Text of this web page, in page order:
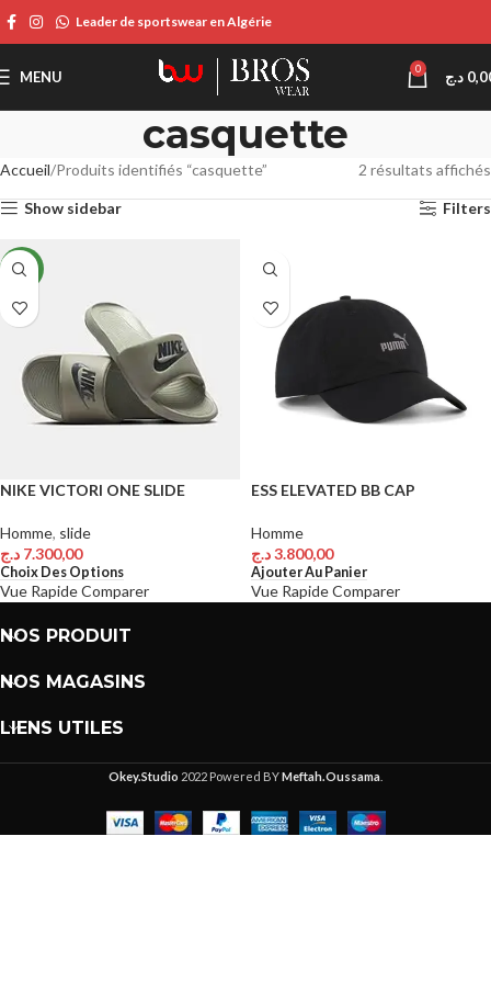
Leader de sportswear en Algérie
MENU 0 د.ج
casquette
Accueil Produits identifiés “casquette” 2 résultats affichés
Show sidebar Filters
NEW
NIKE VICTORI ONE SLIDE
Homme, slide
7.300,00 د.ج
Choix Des Options
Vue RapideComparer
ESS ELEVATED BB CAP
Homme
3.800,00د.ج
Ajouter Au Panier
Vue RapideComparer
NOS PRODUIT
NOS MAGASINS
LIENS UTILES
Okey.Studio 2022 Powered BYMeftah.Oussama